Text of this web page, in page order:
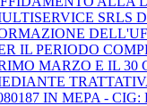
SRLS
IL PERIODO
MARZO E IL 30
IN MEPA -